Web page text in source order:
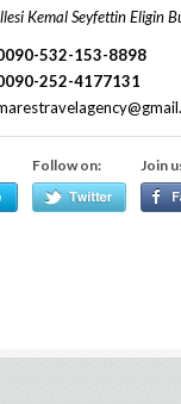
Kemal Seyfettin Eligin
532-153-8898
252-4177131
Follow on: Join